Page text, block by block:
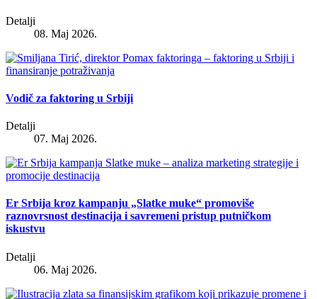
Detalji
08. Maj 2026.
Vodič za faktoring u Srbiji
Detalji
07. Maj 2026.
Er Srbija kroz kampanju „Slatke muke“ promoviše
raznovrsnost destinacija i savremeni pristup putničkom
iskustvu
Detalji
06. Maj 2026.